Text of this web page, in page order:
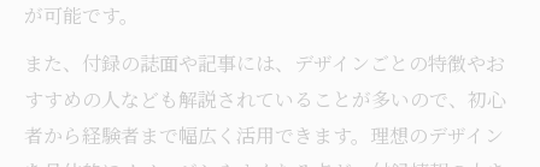
まつ毛パーマ付録活用で納得できる仕上が
りを実現
が可能です。
また、付録の誌面や記事には、デザインごとの特徴やお
すすめの人なども解説されていることが多いので、初心
者から経験者まで幅広く活用できます。理想のデザイン